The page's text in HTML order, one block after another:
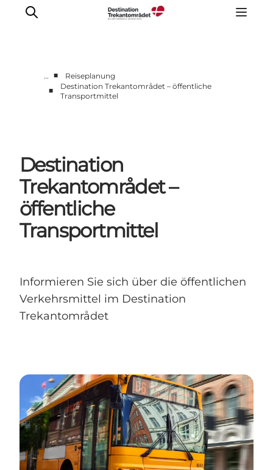
LEGOLAND® Billund Resort
Unterkünfte
Reiseplanung
Tickets
… ■
Reiseplanung
■
Destination Trekantområdet – öffentliche
Transportmittel
Destination
Trekantområdet –
öffentliche
Transportmittel
Informieren Sie sich über die öffentlichen
Verkehrsmittel im Destination
Trekantområdet